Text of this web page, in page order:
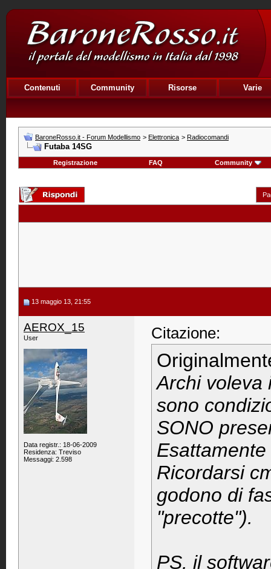
Contenuti Community Risorse Varie
BaroneRosso.it - Forum Modellismo > Elettronica > Radiocomandi
Futaba 14SG
Registrazione FAQ Community
13 maggio 13, 21:55
AEROX_15
User
Data registr.: 18-06-2009
Residenza: Treviso
Messaggi: 2.598
Citazione:
Archi voleva
sono
SONO
Ricordarsi
godono di
"precotte").
PS. il